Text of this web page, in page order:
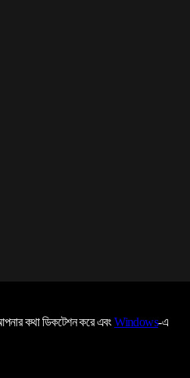
কথা ডিকটেশন করে এবংWindows-এ